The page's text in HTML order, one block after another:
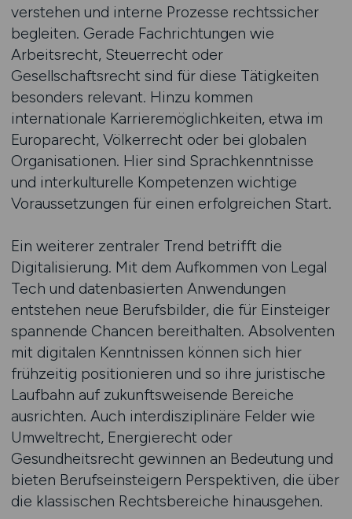
verstehen und interne Prozesse rechtssicher
begleiten. Gerade Fachrichtungen wie
Arbeitsrecht, Steuerrecht oder
Gesellschaftsrecht sind für diese Tätigkeiten
besonders relevant. Hinzu kommen
internationale Karrieremöglichkeiten, etwa im
Europarecht, Völkerrecht oder bei globalen
Organisationen. Hier sind Sprachkenntnisse
und interkulturelle Kompetenzen wichtige
Voraussetzungen für einen erfolgreichen Start.
Ein weiterer zentraler Trend betrifft die
Digitalisierung. Mit dem Aufkommen von Legal
Tech und datenbasierten Anwendungen
entstehen neue Berufsbilder, die für Einsteiger
spannende Chancen bereithalten. Absolventen
mit digitalen Kenntnissen können sich hier
frühzeitig positionieren und so ihre juristische
Laufbahn auf zukunftsweisende Bereiche
ausrichten. Auch interdisziplinäre Felder wie
Umweltrecht, Energierecht oder
Gesundheitsrecht gewinnen an Bedeutung und
bieten Berufseinsteigern Perspektiven, die über
die klassischen Rechtsbereiche hinausgehen.